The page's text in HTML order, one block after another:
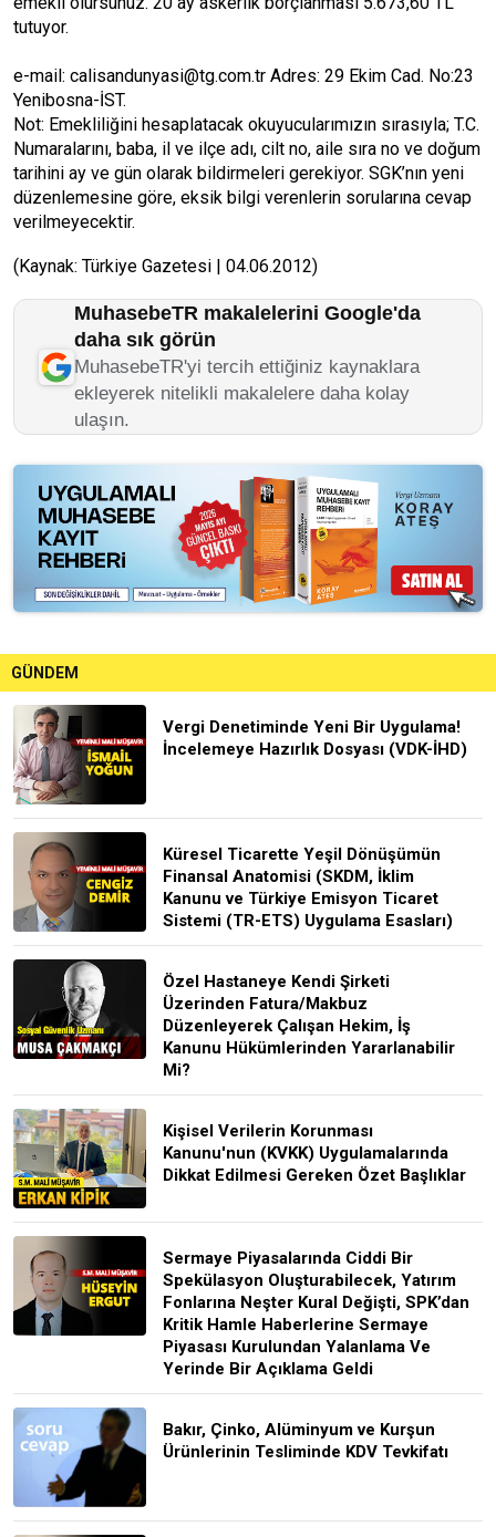
tutuyor.
e-mail: calisandunyasi@tg.com.tr Adres: 29 Ekim Cad. No:23
Yenibosna-İST.
Not: Emekliliğini hesaplatacak okuyucularımızın sırasıyla; T.C.
Numaralarını, baba, il ve ilçe adı, cilt no, aile sıra no ve doğum
tarihini ay ve gün olarak bildirmeleri gerekiyor. SGK’nın yeni
düzenlemesine göre, eksik bilgi verenlerin sorularına cevap
verilmeyecektir.
(Kaynak: Türkiye Gazetesi | 04.06.2012)
MuhasebeTR makalelerini Google'da
daha sık görün
MuhasebeTR'yi tercih ettiğiniz kaynaklara
ekleyerek nitelikli makalelere daha kolay
ulaşın.
GÜNDEM
Vergi Denetiminde Yeni Bir Uygulama!
İncelemeye Hazırlık Dosyası (VDK-İHD)
Küresel Ticarette Yeşil Dönüşümün
Finansal Anatomisi (SKDM, İklim
Kanunu ve Türkiye Emisyon Ticaret
Sistemi (TR-ETS) Uygulama Esasları)
Özel Hastaneye Kendi Şirketi
Üzerinden Fatura/Makbuz
Düzenleyerek Çalışan Hekim, İş
Kanunu Hükümlerinden Yararlanabilir
Mi?
Kişisel Verilerin Korunması
Kanunu'nun (KVKK) Uygulamalarında
Dikkat Edilmesi Gereken Özet Başlıklar
Sermaye Piyasalarında Ciddi Bir
Spekülasyon Oluşturabilecek, Yatırım
Fonlarına Neşter Kural Değişti, SPK’dan
Kritik Hamle Haberlerine Sermaye
Piyasası Kurulundan Yalanlama Ve
Yerinde Bir Açıklama Geldi
Bakır, Çinko, Alüminyum ve Kurşun
Ürünlerinin Tesliminde KDV Tevkifatı